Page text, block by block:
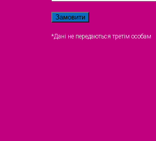
*Дані не передаються третім особам